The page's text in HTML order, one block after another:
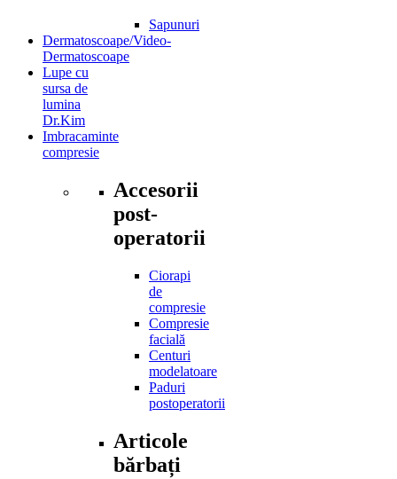
Sapunuri
Dermatoscoape/Video-
Dermatoscoape
Lupe cu
sursa de
lumina
Dr.Kim
Imbracaminte
compresie
Accesorii
post-
operatorii
Ciorapi
de
compresie
Compresie
facială
Centuri
modelatoare
Paduri
postoperatorii
Articole
bărbați